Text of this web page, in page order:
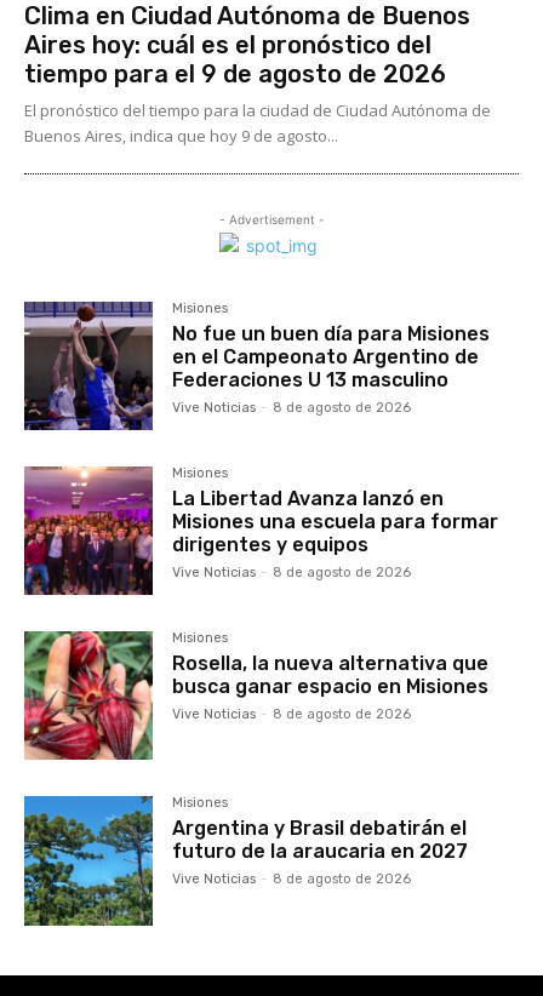
Clima en Ciudad Autónoma de Buenos
Aires hoy: cuál es el pronóstico del
tiempo para el 9 de agosto de 2026
El pronóstico del tiempo para la ciudad de Ciudad Autónoma de
Buenos Aires, indica que hoy 9 de agosto...
- Advertisement -
Misiones
No fue un buen día para Misiones
en el Campeonato Argentino de
Federaciones U 13 masculino
Vive Noticias - 8 de agosto de 2026
Misiones
La Libertad Avanza lanzó en
Misiones una escuela para formar
dirigentes y equipos
Vive Noticias - 8 de agosto de 2026
Misiones
Rosella, la nueva alternativa que
busca ganar espacio en Misiones
Vive Noticias - 8 de agosto de 2026
Misiones
Argentina y Brasil debatirán el
futuro de la araucaria en 2027
Vive Noticias - 8 de agosto de 2026